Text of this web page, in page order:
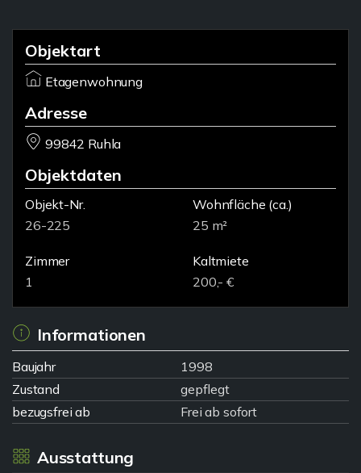
Objektart
Etagenwohnung
Adresse
99842 Ruhla
Objektdaten
Objekt-Nr.
26-225
Wohnfläche (ca.)
25 m²
Zimmer
1
Kaltmiete
200,- €
Informationen
Baujahr
1998
Zustand
gepflegt
bezugsfrei ab
Frei ab sofort
Ausstattung